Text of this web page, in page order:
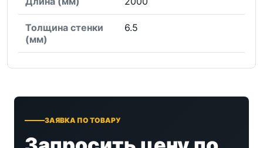
Толщина стенки
(мм)
6.5
ЗАЯВКА ПО ТОВАРУ